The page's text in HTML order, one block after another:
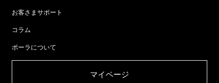
お客さまサポート
コラム
ポーラについて
マイページ​